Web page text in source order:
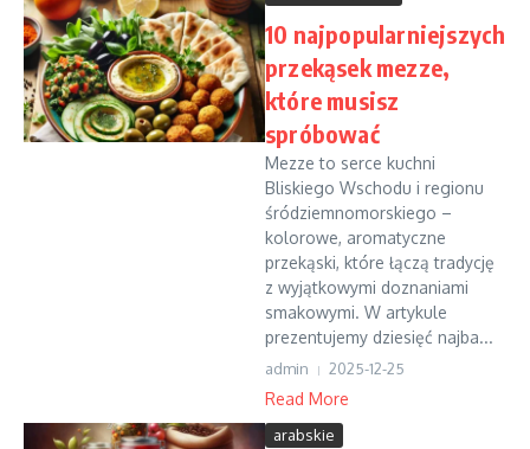
10 najpopularniejszych
przekąsek mezze,
które musisz
spróbować
Mezze to serce kuchni
Bliskiego Wschodu i regionu
śródziemnomorskiego –
kolorowe, aromatyczne
przekąski, które łączą tradycję
z wyjątkowymi doznaniami
smakowymi. W artykule
prezentujemy dziesięć najba...
admin 2025-12-25
Read More
arabskie